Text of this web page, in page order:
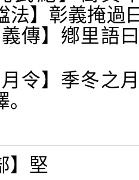
】彰義掩過
傳】鄕里語
月令】季冬之
堅